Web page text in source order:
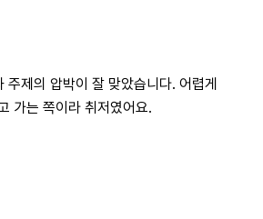
주제의 압박이 잘 맞았습니다. 어렵게
가는 쪽이라 취저였어요.